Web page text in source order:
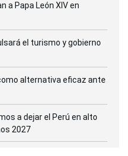
a Papa León XIV en
el turismo y gobierno
alternativa eficaz ante
a dejar el Perú en alto
2027